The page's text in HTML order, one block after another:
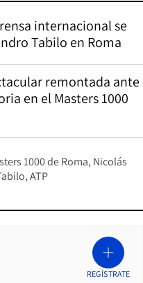
internacional se
Tabilo en Roma
remontada ante
en el Masters 1000
1000 de Roma Nicolás
ATP
REGÍSTRATE